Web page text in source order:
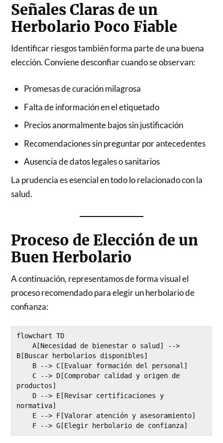
Señales Claras de un
Herbolario Poco Fiable
Identificar riesgos también forma parte de una buena
elección. Conviene desconfiar cuando se observan:
Promesas de curación milagrosa
Falta de información en el etiquetado
Precios anormalmente bajos sin justificación
Recomendaciones sin preguntar por antecedentes
Ausencia de datos legales o sanitarios
La prudencia es esencial en todo lo relacionado con la
salud.
Proceso de Elección de un
Buen Herbolario
A continuación, representamos de forma visual el
proceso recomendado para elegir un herbolario de
confianza:
flowchart TD
    A[Necesidad de bienestar o salud] -->
B[Buscar herbolarios disponibles]
productos]
normativa]